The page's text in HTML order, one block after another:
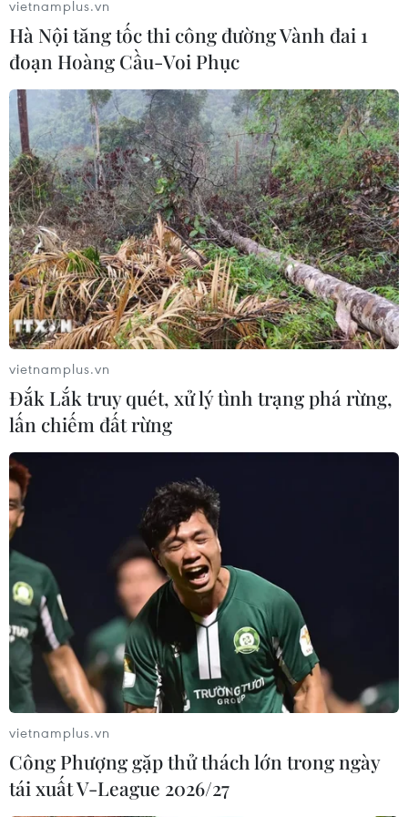
vietnamplus.vn
Hà Nội tăng tốc thi công đường Vành đai 1
đoạn Hoàng Cầu-Voi Phục
vietnamplus.vn
Đắk Lắk truy quét, xử lý tình trạng phá rừng,
lấn chiếm đất rừng
vietnamplus.vn
Công Phượng gặp thử thách lớn trong ngày
tái xuất V-League 2026/27